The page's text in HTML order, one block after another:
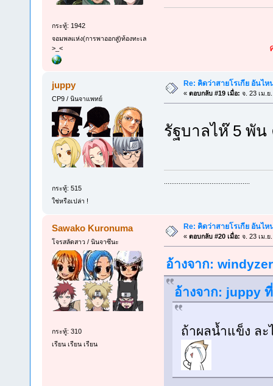
กระทู้: 1942
จอมพลแห่ง(การพาออกสู่)ท้องทะเล
>_<
juppy
CP9 / นินจาแพทย์
กระทู้: 515
ใช่หรือเปล่า !
Re: คิดว่าสายโรเกีย อันไห
« ตอบกลับ #19 เมื่อ: จ. 23 เม.ย
รัฐบาลไห๊ 5 พั
Sawako Kuronuma
โจรสลัดสาว / นินจาซึนะ
กระทู้: 310
เรียน เรียน เรียน
Re: คิดว่าสายโรเกีย อันไห
« ตอบกลับ #20 เมื่อ: จ. 23 เม.ย
อ้างจาก:
อ้างจาก: juppy
ถ้าผลน้ำแข็ง ล